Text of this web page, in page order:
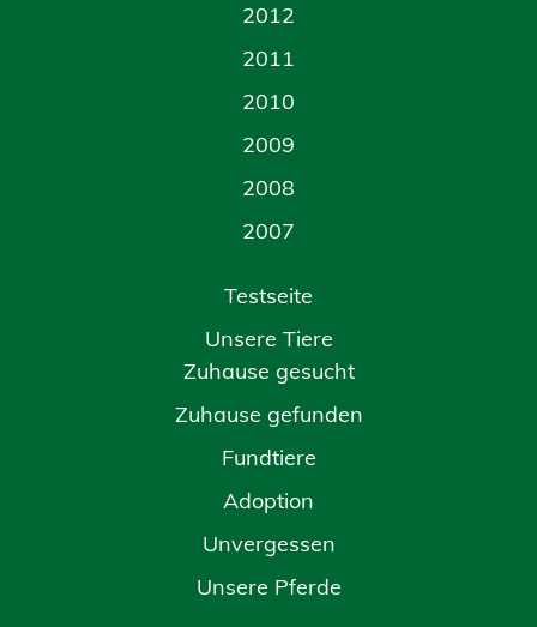
2012
2011
2010
2009
2008
2007
Testseite
Unsere Tiere
Zuhause gesucht
Zuhause gefunden
Fundtiere
Adoption
Unvergessen
Unsere Pferde